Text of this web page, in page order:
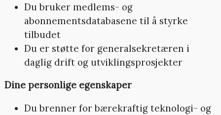
Du bruker medlems- og
abonnementsdatabasene til å styrke
tilbudet
Du er støtte for generalsekretæren i
daglig drift og utviklingsprosjekter
Dine personlige egenskaper
Du brenner for bærekraftig teknologi- og